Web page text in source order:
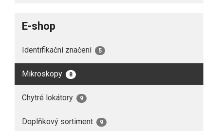
E-shop
Identifikační značení 5
Mikroskopy 8
Chytré lokátory 9
Doplňkový sortiment 9